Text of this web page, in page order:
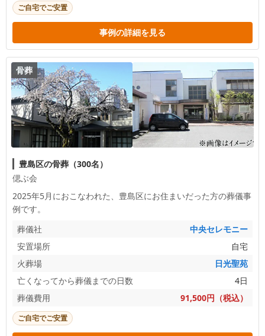
ご自宅でご安置
事例の詳細を見る
骨葬
豊島区の骨葬（300名）
偲ぶ会
2025年5月におこなわれた、 豊島区にお住まいだった方の葬儀事
例です。
葬儀社
中央セレモニー
安置場所
自宅
火葬場
日光聖苑
亡くなってから葬儀までの日数
4日
葬儀費用
91,500円（税込）
ご自宅でご安置